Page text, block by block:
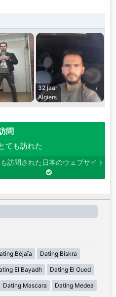
32 jaar
Algiers
問
ても訪れた
訪問された日本のウェブサイト
Béjaïa Dating Biskra
El Bayadh Dating El Oued
Dating Mascara Dating Medea